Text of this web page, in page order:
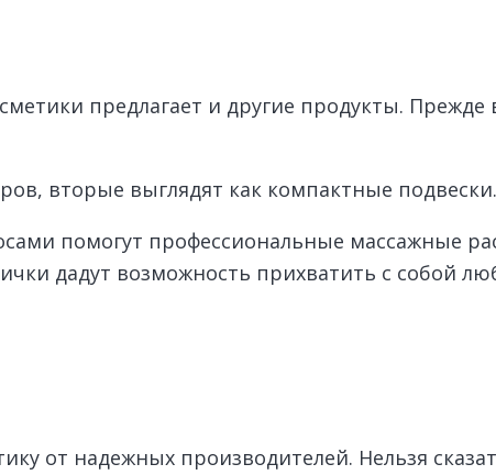
предлагает и другие продукты.
вторые выглядят как компактные подвески.
помогут профессиональные массажные
дадут возможность прихватить с собой
от надежных производителей. Нельзя